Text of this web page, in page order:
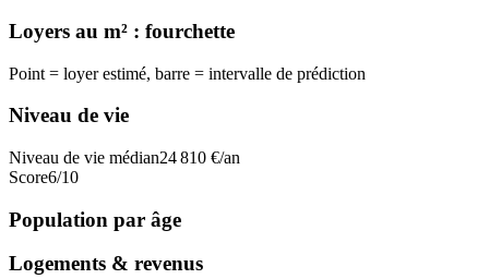
Loyers au m² : fourchette
Point = loyer estimé, barre = intervalle de prédiction
Niveau de vie
Niveau de vie médian24 810 €/an
Score6/10
Population par âge
Logements & revenus